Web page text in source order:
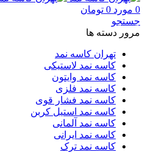
0 مورد 0 تومان
جستجو
مرور دسته ها
تهران کاسه نمد
کاسه نمد لاستیکی
کاسه نمد وایتون
کاسه نمد فلزی
کاسه نمد فشار قوی
کاسه نمد استیل کربن
کاسه نمد آلمانی
کاسه نمد ایرانی
کاسه نمد ترک